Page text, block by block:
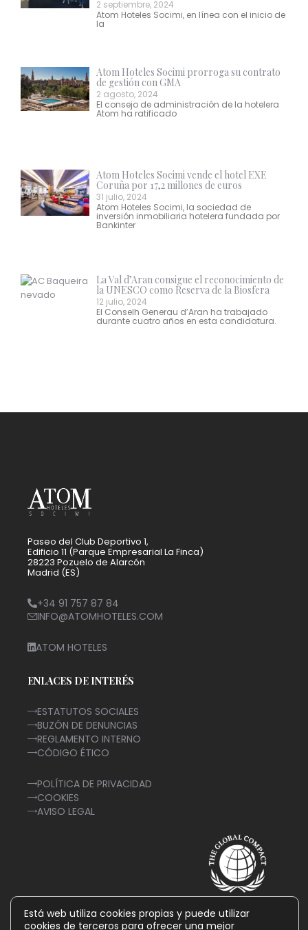
2 septiembre, 2024
Atom Hoteles Socimi, en línea con el inicio de
la
Atom Hoteles Socimi prorroga su contrato
de gestión con GMA
2 agosto, 2024
El consejo de administración de la hotelera
Atom ha ratificado
Atom Hoteles Socimi vende el hotel EXE
Coruña por 17,2 millones de euros
31 julio, 2024
Atom Hoteles Socimi, la sociedad de
inversión inmobiliaria hotelera fundada por
Bankinter
La Val d’Aran consigue el reconocimiento de
la UNESCO como Reserva de la Biosfera
12 julio, 2024
El Conselh Generau d’Aran ha trabajado
durante cuatro años en esta candidatura.
Paseo del Club Deportivo 1,
Edificio 11 (Parque Empresarial La Finca)
28223 Pozuelo de Alarcón
Madrid (ES)
+34 91 757 87 84
INFO@ATOMHOTELES.COM
ATOM HOTELES
ENLACES DE INTERÉS
ESTATUTOS SOCIALES
BUZÓN DE DENUNCIAS
REGLAMENTO INTERNO
CÓDIGO ÉTICO
POLÍTICA DE PRIVACIDAD
COOKIES
AVISO LEGAL
Está web utiliza cookies propias y puede utilizar
cookies de terceros para ofrecer una mejor